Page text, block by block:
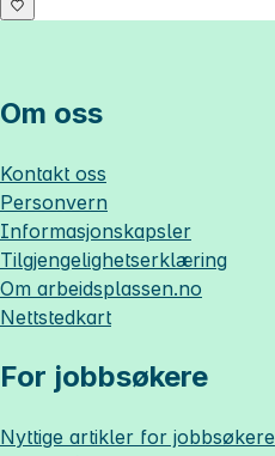
Om oss
Kontakt oss
Personvern
Informasjonskapsler
Tilgjengelighetserklæring
Om arbeidsplassen.no
Nettstedkart
For jobbsøkere
Nyttige artikler for jobbsøkere